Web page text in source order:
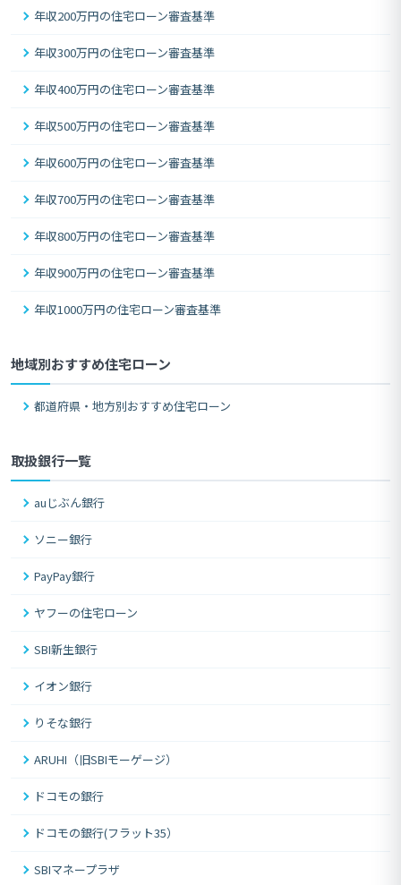
年収200万円の住宅ローン審査基準
年収300万円の住宅ローン審査基準
年収400万円の住宅ローン審査基準
年収500万円の住宅ローン審査基準
年収600万円の住宅ローン審査基準
年収700万円の住宅ローン審査基準
年収800万円の住宅ローン審査基準
年収900万円の住宅ローン審査基準
年収1000万円の住宅ローン審査基準
地域別おすすめ住宅ローン
都道府県・地方別おすすめ住宅ローン
取扱銀行一覧
auじぶん銀行
ソニー銀行
PayPay銀行
ヤフーの住宅ローン
SBI新生銀行
イオン銀行
りそな銀行
ARUHI（旧SBIモーゲージ）
ドコモの銀行
ドコモの銀行(フラット35）
SBIマネープラザ